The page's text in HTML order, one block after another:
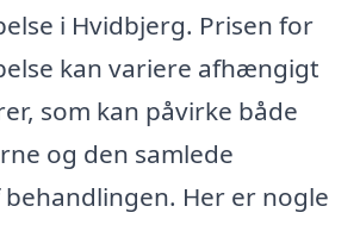
i Hvidbjerg. Prisen for
kan variere afhængigt
som kan påvirke både
og den samlede
Her er nogle